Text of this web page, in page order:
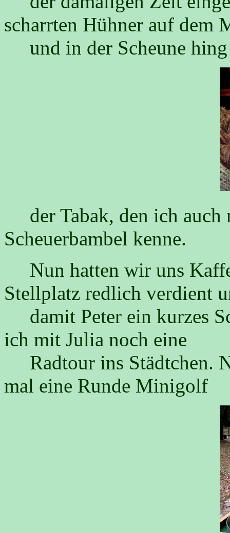
scharrten Hühner auf dem
und in der Scheune hing
der Tabak, den ich auch
Scheuerbambel kenne.
Nun hatten wir uns
Stellplatz redlich verdient
damit Peter ein kurzes
ich mit Julia noch eine
Radtour ins Städtchen.
mal eine Runde Minigolf